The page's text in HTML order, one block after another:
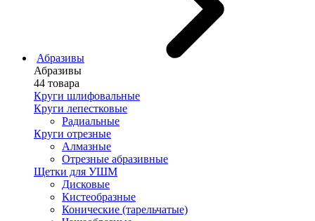
Абразивы
Абразивы
44 товара
Круги шлифовальные
Круги лепестковые
Радиальные
Круги отрезные
Алмазные
Отрезные абразивные
Щетки для УШМ
Дисковые
Кистеобразные
Конические (тарельчатые)